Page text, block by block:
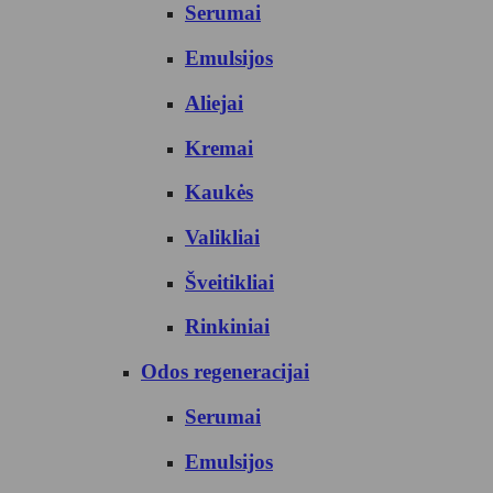
Serumai
Emulsijos
Aliejai
Kremai
Kaukės
Valikliai
Šveitikliai
Rinkiniai
Odos regeneracijai
Serumai
Emulsijos